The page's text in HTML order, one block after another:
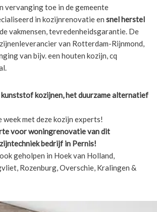
vervanging toe in de gemeente
in kozijnrenovatie en snel herstel
vakmensen, tevredenheidsgarantie. De
van Rotterdam-Rijnmond,
van bijv. een houten kozijn, cq
kozijnen, het duurzame alternatief
week met deze kozijn experts!
voor woningrenovatie van dit
bedrijf in Pernis!
geholpen in Hoek van Holland,
Rozenburg, Overschie, Kralingen &